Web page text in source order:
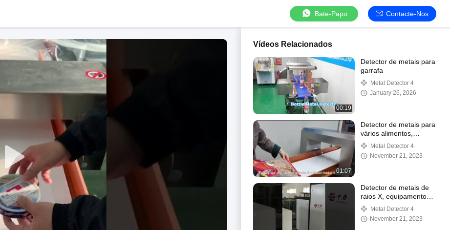
Bate-Papo Contacte-Nos
Vídeos Relacionados
00:19
Detector de metais para
garrafa
Metal Detector 4
January 26, 2026
01:07
Detector de metais para
vários alimentos,
reciclagem de plásticos,
borracha química e
medicamentos médicos
Metal Detector 4
November 21, 2023
Detector de metais de
raios X, equipamento
de detecção de metais
de bagagem
Metal Detector 4
November 21, 2023